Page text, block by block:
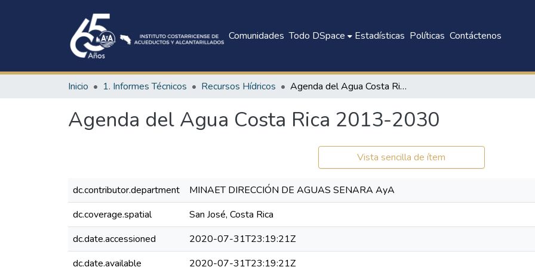
Comunidades Todo DSpace Estadísticas Políticas Contáctenos
Inicio 1. Informes Técnicos Recursos Hídricos Agenda del Agua Costa Rica 2013-2030
Agenda del Agua Costa Rica 2013-2030
Vista sencilla de ítem
dc.contributor.department
MINAET DIRECCIÓN DE AGUAS SENARA AyA
dc.coverage.spatial
San José, Costa Rica
dc.date.accessioned
2020-07-31T23:19:21Z
dc.date.available
2020-07-31T23:19:21Z